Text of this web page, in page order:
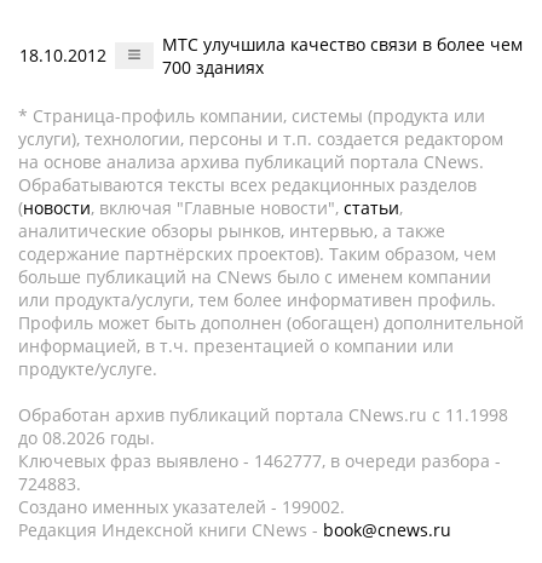
18.10.2012
МТС улучшила качество связи в более чем
700 зданиях
* Страница-профиль компании, системы (продукта или
услуги), технологии, персоны и т.п. создается редактором
на основе анализа архива публикаций портала CNews.
Обрабатываются тексты всех редакционных разделов
(новости, включая "Главные новости", статьи,
аналитические обзоры рынков, интервью, а также
содержание партнёрских проектов). Таким образом, чем
больше публикаций на CNews было с именем компании
или продукта/услуги, тем более информативен профиль.
Профиль может быть дополнен (обогащен) дополнительной
информацией, в т.ч. презентацией о компании или
продукте/услуге.
Обработан архив публикаций портала CNews.ru c 11.1998
до 08.2026 годы.
Ключевых фраз выявлено - 1462777, в очереди разбора -
724883.
Создано именных указателей - 199002.
Редакция Индексной книги CNews - book@cnews.ru